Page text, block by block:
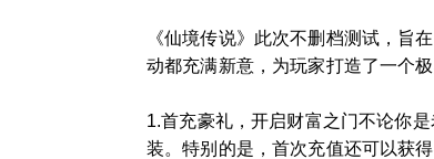
《仙境传说》此次不删档测试，旨
动都充满新意，为玩家打造了一个
1.首充豪礼，开启财富之门不论你
装。特别的是，首次充值还可以获